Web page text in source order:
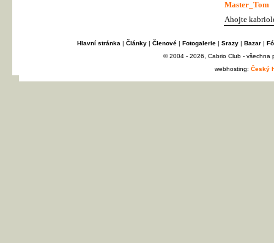
Master_Tom
Ahojte
Hlavní stránka | Články| Členové| Fotogalerie| Srazy| Bazar|
© 2004 - 2026, Cabrio Club - všechna
webhosting: Český